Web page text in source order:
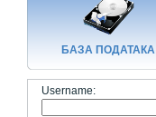
БАЗA ПОДАТАКА
Username: